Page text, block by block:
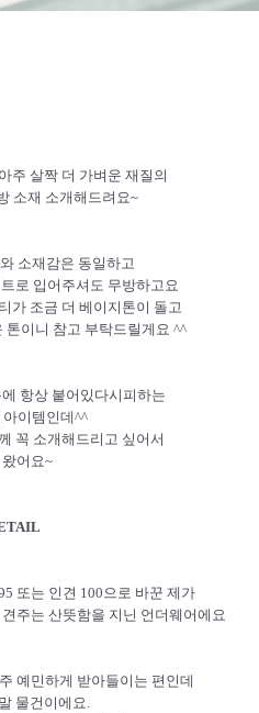
주 살짝 더 가벼운 재질의
소재 소개해드려요~
소재감은 동일하고
로 입어주셔도 무방하고요
가 조금 더 베이지톤이 돌고
톤이니 참고 부탁드릴게요 ^^
항상 붙어있다시피하는
아이템인데^^
꼭 소개해드리고 싶어서
어요~
또는 인견 100으로 바꾼 제가
주는 산뜻함을 지닌 언더웨어에요
예민하게 받아들이는 편인데
물건이에요.